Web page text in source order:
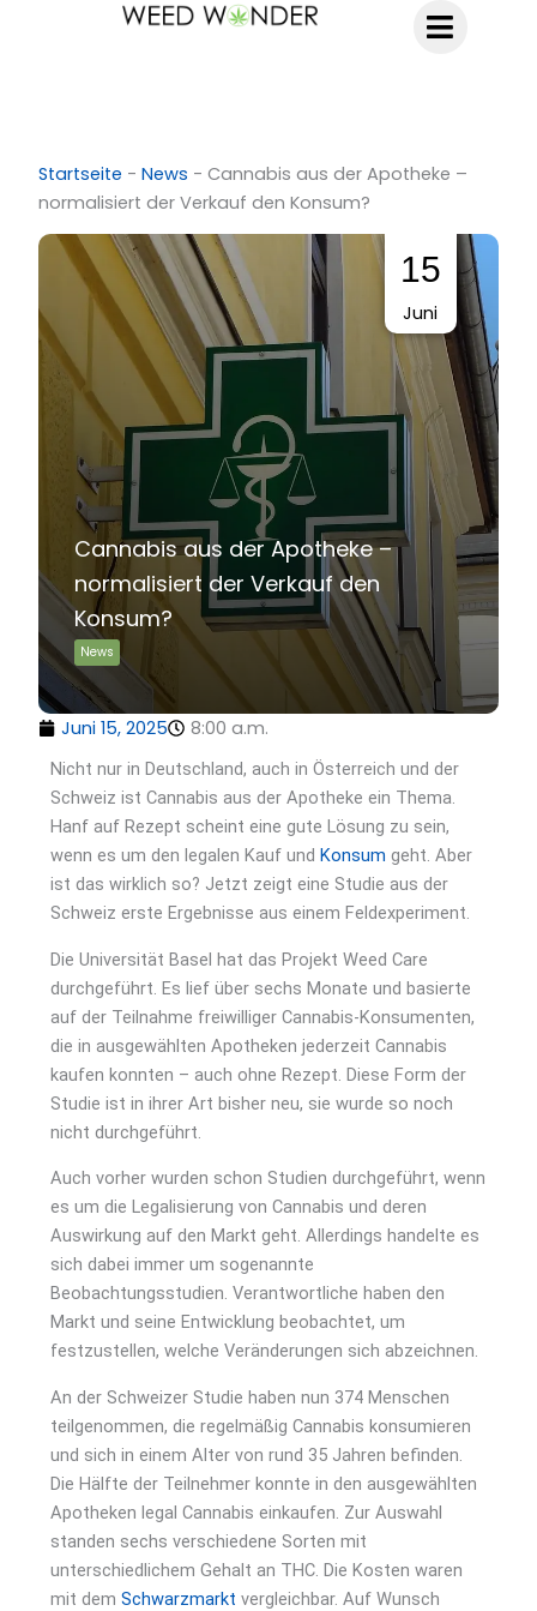
Startseite -News -Cannabis aus der Apotheke –
normalisiert der Verkauf den Konsum?
15
Juni
Cannabis aus der Apotheke –
normalisiert der Verkauf den
Konsum?
News
Juni 15, 2025 8:00 a.m.
Nicht nur in Deutschland, auch in Österreich und der
Schweiz ist Cannabis aus der Apotheke ein Thema.
Hanf auf Rezept scheint eine gute Lösung zu sein,
wenn es um den legalen Kauf undKonsum geht. Aber
ist das wirklich so? Jetzt zeigt eine Studie aus der
Schweiz erste Ergebnisse aus einem Feldexperiment.
Die Universität Basel hat das Projekt Weed Care
durchgeführt. Es lief über sechs Monate und basierte
auf der Teilnahme freiwilliger Cannabis-Konsumenten,
die in ausgewählten Apotheken jederzeit Cannabis
kaufen konnten – auch ohne Rezept. Diese Form der
Studie ist in ihrer Art bisher neu, sie wurde so noch
nicht durchgeführt.
Auch vorher wurden schon Studien durchgeführt, wenn
es um die Legalisierung von Cannabis und deren
Auswirkung auf den Markt geht. Allerdings handelte es
sich dabei immer um sogenannte
Beobachtungsstudien. Verantwortliche haben den
Markt und seine Entwicklung beobachtet, um
festzustellen, welche Veränderungen sich abzeichnen.
An der Schweizer Studie haben nun 374 Menschen
teilgenommen, die regelmäßig Cannabis konsumieren
und sich in einem Alter von rund 35 Jahren befinden.
Die Hälfte der Teilnehmer konnte in den ausgewählten
Apotheken legal Cannabis einkaufen. Zur Auswahl
standen sechs verschiedene Sorten mit
unterschiedlichem Gehalt an THC. Die Kosten waren
mit demSchwarzmarkt vergleichbar. Auf Wunsch